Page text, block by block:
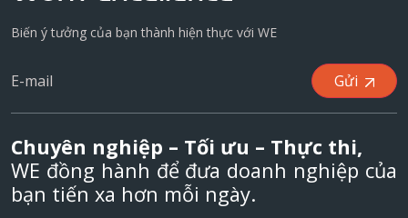
Biến ý tưởng của bạn thành hiện thực với WE
Gửi
Chuyên nghiệp – Tối ưu – Thực thi,
WE đồng hành để đưa doanh nghiệp của
bạn tiến xa hơn mỗi ngày.